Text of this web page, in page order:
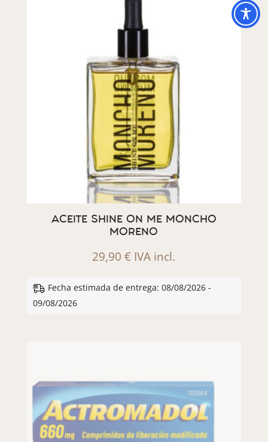
ACEITE SHINE ON ME MONCHO
MORENO
29,90€ IVA incl.
Fecha estimada de entrega: 08/08/2026 -
09/08/2026